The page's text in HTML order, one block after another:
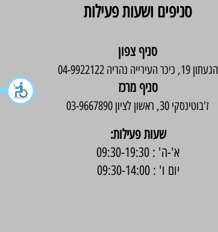
סניפים ושעות פעילות
סניף צפון
הגעתון 19, כיכר העירייה נהריה 04-9922122
סניף מרכז
ז'בוטינסקי 30, ראשון לציון 03-9667890
:שעות פעילות
א'-ה' : 09:30-19:30
יום ו' : 09:30-14:00